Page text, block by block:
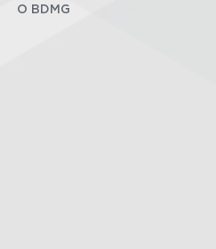
O BDMG